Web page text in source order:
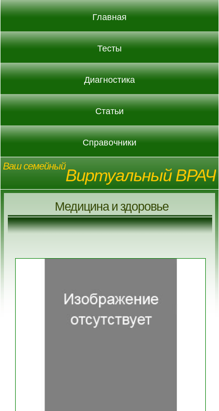
Главная
Тесты
Диагностика
Статьи
Справочники
Ваш семейныйВиртуальный ВРАЧ
Медицина и здоровье